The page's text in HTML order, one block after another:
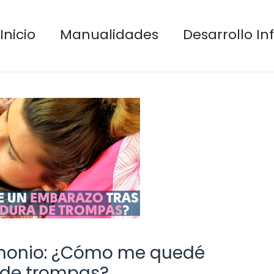
Inicio Manualidades Desarrollo
¿Cómo me quedé